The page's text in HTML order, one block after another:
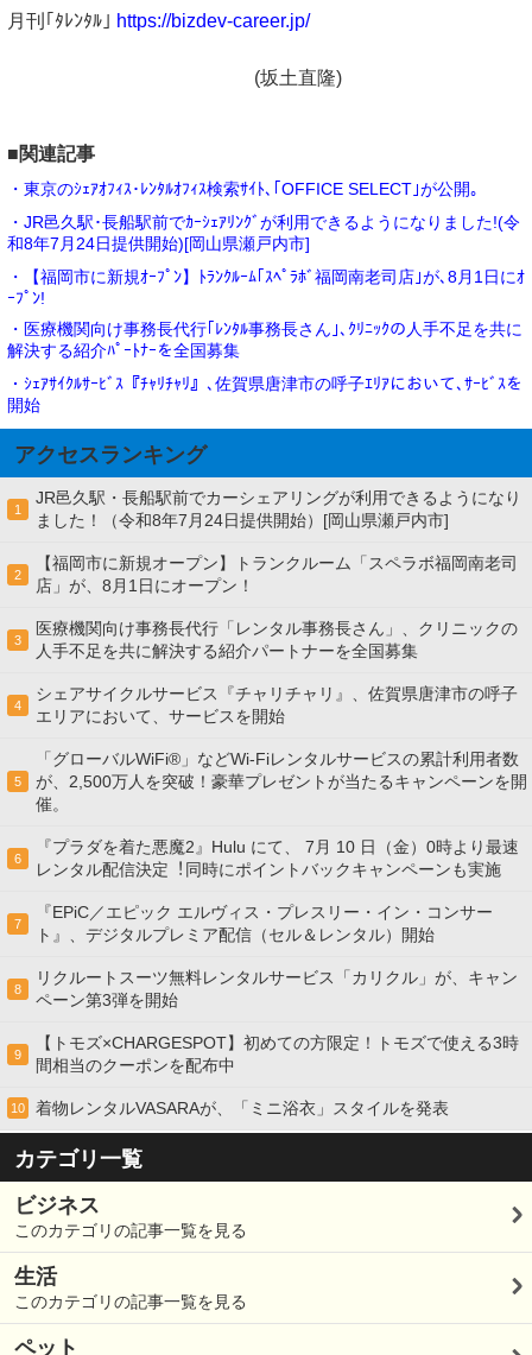
月刊｢ﾀﾚﾝﾀﾙ｣ https://bizdev-career.jp/
(坂土直隆)
■関連記事
・東京のｼｪｱｵﾌｨｽ･ﾚﾝﾀﾙｵﾌｨｽ検索ｻｲﾄ､｢OFFICE SELECT｣が公開｡
・JR邑久駅･長船駅前でｶｰｼｪｱﾘﾝｸﾞが利用できるようになりました!(令
和8年7月24日提供開始)[岡山県瀬戸内市]
・【福岡市に新規ｵｰﾌﾟﾝ】ﾄﾗﾝｸﾙｰﾑ｢ｽﾍﾟﾗﾎﾞ福岡南老司店｣が､8月1日にｵ
ｰﾌﾟﾝ!
・医療機関向け事務長代行｢ﾚﾝﾀﾙ事務長さん｣､ｸﾘﾆｯｸの人手不足を共に
解決する紹介ﾊﾟｰﾄﾅｰを全国募集
・ｼｪｱｻｲｸﾙｻｰﾋﾞｽ『ﾁｬﾘﾁｬﾘ』､佐賀県唐津市の呼子ｴﾘｱにおいて､ｻｰﾋﾞｽを
開始
アクセスランキング
1
JR邑久駅・長船駅前でカーシェアリングが利用できるようになり
ました！（令和8年7月24日提供開始）[岡山県瀬戸内市]
2
【福岡市に新規オープン】トランクルーム「スペラボ福岡南老司
店」が、8月1日にオープン！
3
医療機関向け事務長代行「レンタル事務長さん」、クリニックの
人手不足を共に解決する紹介パートナーを全国募集
4
シェアサイクルサービス『チャリチャリ』、佐賀県唐津市の呼子
エリアにおいて、サービスを開始
5
「グローバルWiFi®」などWi-Fiレンタルサービスの累計利用者数
が、2,500万人を突破！豪華プレゼントが当たるキャンペーンを開
催。
6
『プラダを着た悪魔2』Hulu にて、 7⽉ 10 ⽇（金）0時より最速
レンタル配信決定︕同時にポイントバックキャンペーンも実施
7
『EPiC／エピック エルヴィス・プレスリー・イン・コンサー
ト』、デジタルプレミア配信（セル＆レンタル）開始
8
リクルートスーツ無料レンタルサービス「カリクル」が、キャン
ペーン第3弾を開始
9
【トモズ×CHARGESPOT】初めての方限定！トモズで使える3時
間相当のクーポンを配布中
10 着物レンタルVASARAが、「ミニ浴衣」スタイルを発表
カテゴリ一覧
ビジネス
このカテゴリの記事一覧を見る
生活
このカテゴリの記事一覧を見る
ペット